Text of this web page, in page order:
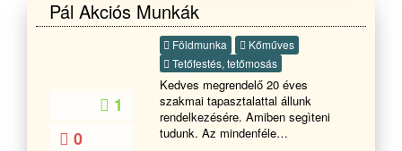
Pál Akciós Munkák
1
0
Földmunka
Kőműves
Tetőfestés, tetőmosás
Kedves megrendelő 20 éves
szakmai tapasztalattal állunk
rendelkezésére. Amiben segìteni
tudunk. Az mindenféle